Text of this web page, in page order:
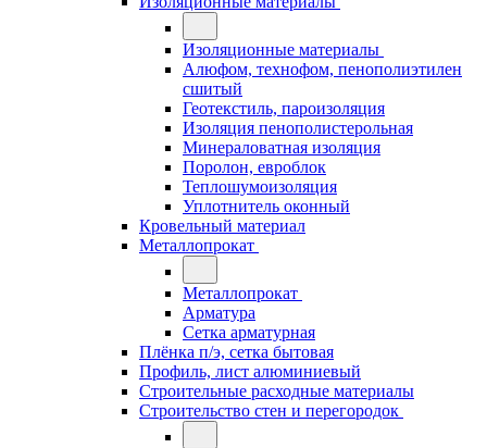
Изоляционные материалы
Алюфом, технофом, пенополиэтилен
сшитый
Геотекстиль, пароизоляция
Изоляция пенополистерольная
Минераловатная изоляция
Поролон, евроблок
Теплошумоизоляция
Уплотнитель оконный
Кровельный материал
Металлопрокат
Металлопрокат
Арматура
Сетка арматурная
Плёнка п/э, сетка бытовая
Профиль, лист алюминиевый
Строительные расходные материалы
Строительство стен и перегородок